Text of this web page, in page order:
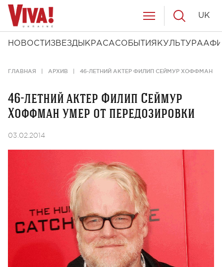
НОВОСТИ ЗВЕЗДЫ КРАСАСОБЫТИЯ КУЛЬТУРА
UK
ГЛАВНАЯ АРХИВ 46-ЛЕТНИЙ АКТЕР ФИЛИП СЕЙМУР ХОФФМАН
46-летний актер Филип Сеймур
Хоффман умер от передозировки
03.02.2014